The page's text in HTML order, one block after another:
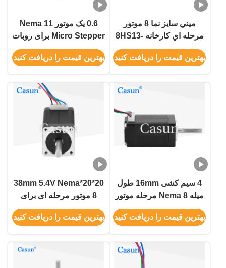
ميني سايز نما 8 موتور
مرحله اي کارخانه 8HS13-
0604S سفارشي
بهترین قیمت را دریافت کنید
0.6 یک موتور Nema 11
Micro Stepper برای روبات
های دارای گواهینامه ROHS
بهترین قیمت را دریافت کنید
4 سیم کشی 16mm طول
میله Nema 8 مرحله موتور
برای ابزار دقیق
بهترین قیمت را دریافت کنید
20*20*38mm 5.4V Nema
8 موتور مرحله ای برای
دستگاه اسکنر با CE ROHS
بهترین قیمت را دریافت کنید